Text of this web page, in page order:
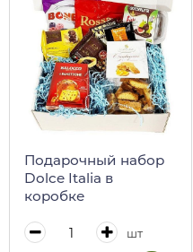
Подарочный набор
Dolce Italia в
коробке
шт